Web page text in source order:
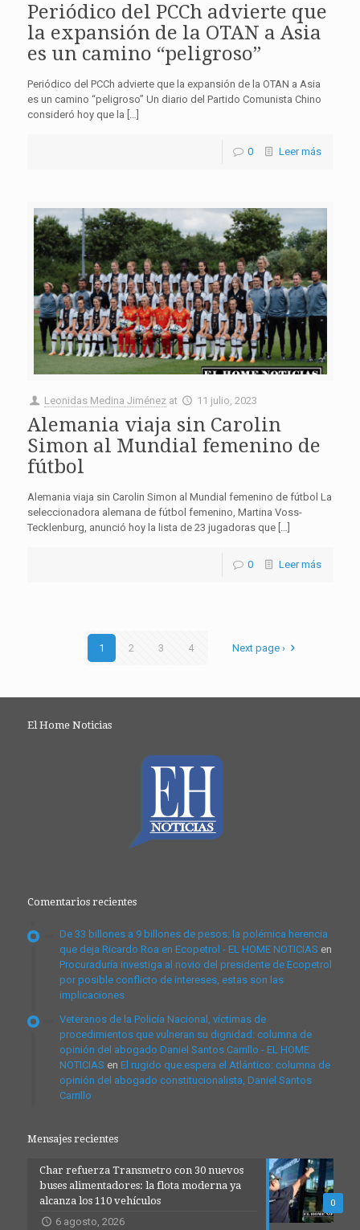
Periódico del PCCh advierte que
la expansión de la OTAN a Asia
es un camino “peligroso”
Periódico del PCCh advierte que la expansión de la OTAN a Asia
es un camino “peligroso” Un diario del Partido Comunista Chino
consideró hoy que la […]
0 Leer más
Leonidas Medina Jiménez at 11 julio, 2023
Alemania viaja sin Carolin
Simon al Mundial femenino de
fútbol
Alemania viaja sin Carolin Simon al Mundial femenino de fútbol La
seleccionadora alemana de fútbol femenino, Martina Voss-
Tecklenburg, anunció hoy la lista de 23 jugadoras que […]
0 Leer más
1 2 3 4 Next page ›
El Home Noticias
Comentarios recientes
De 33 billones a 9 billones de pesos: la polémica herencia
que deja Ricardo Roa en Ecopetrol - EL HOME NOTICIAS en
Procuraduría investiga al novio del presidente de Ecopetrol
por posible conflicto de intereses, estas son las
implicaciones
Veteranos de la Policía Nacional, víctimas de
procedimientos que vulneran su dignidad: columna de
opinión del abogado Daniel Santos Carrillo - EL HOME
NOTICIAS en El rugido que espera el Atlántico: columna de
opinión del abogado constitucionalista, Daniel Santos
Carrillo
Mensajes recientes
0
Char refuerza Transmetro con 30 nuevos
buses alimentadores: la flota moderna ya
alcanza los 110 vehículos
6 agosto, 2026